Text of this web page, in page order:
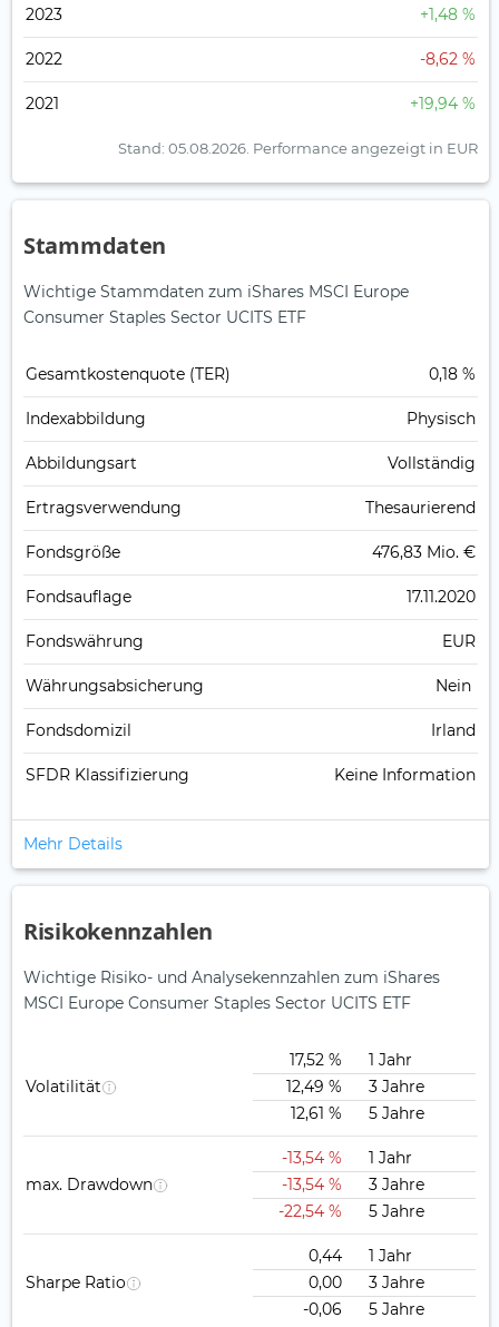
2023 +1,48 %
2022 -8,62 %
2021 +19,94 %
Stand: 05.08.2026. Performance angezeigt in EUR
Stammdaten
Wichtige Stammdaten zum iShares MSCI Europe
Consumer Staples Sector UCITS ETF
Gesamt­kosten­quote (TER) 0,18 %
Index­abbildung Physisch
Abbildungs­art Vollständig
Ertrags­verwendung Thesaurierend
Fonds­größe 476,83 Mio. €
Fonds­auflage 17.11.2020
Fonds­währung EUR
Währungsabsicherung Nein
Fondsdomizil Irland
SFDR Klassifizierung Keine Information
Mehr Details
Risikokennzahlen
Wichtige Risiko- und Analysekennzahlen zum iShares
MSCI Europe Consumer Staples Sector UCITS ETF
Volatilität
17,52 %
1 Jahr
12,49 %
3 Jahre
12,61 %
5 Jahre
max. Drawdown
-13,54 %
1 Jahr
-13,54 %
3 Jahre
-22,54 %
5 Jahre
Sharpe Ratio
0,44
1 Jahr
0,00
3 Jahre
-0,06
5 Jahre